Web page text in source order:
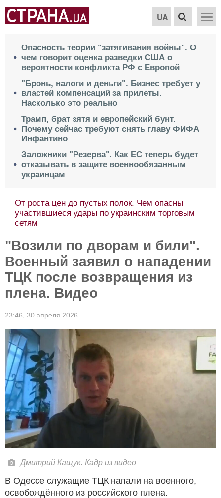
UA
Опасность теории "затягивания войны". О
чем говорит оценка разведки США о
вероятности конфликта РФ с Европой
"Бронь, налоги и деньги". Бизнес требует у
властей компенсаций за прилеты.
Насколько это реально
Трамп, брат зятя и европейский бунт.
Почему сейчас требуют снять главу ФИФА
Инфантино
Заложники "Резерва". Как ЕС теперь будет
отказывать в защите военнообязанным
украинцам
От роста цен до пустых полок. Чем опасны
участившиеся удары по украинским торговым
сетям
"Возили по дворам и били".
Военный заявил о нападении
ТЦК после возвращения из
плена. Видео
23:46, 30 апреля 2026
Дмитрий Кащук. Кадр из видео
В Одессе служащие ТЦК напали на военного,
освобождённого из российского плена.